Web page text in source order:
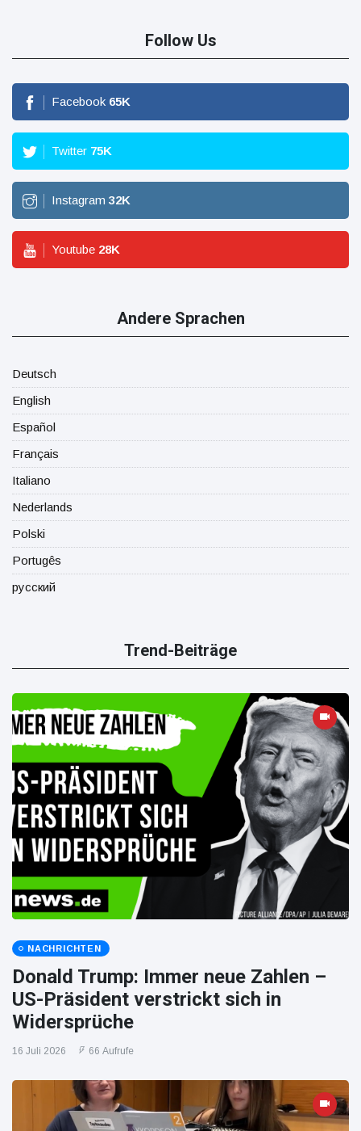
Follow Us
Facebook 65K
Twitter 75K
Instagram 32K
Youtube 28K
Andere Sprachen
Deutsch
English
Español
Français
Italiano
Nederlands
Polski
Portugês
русский
Trend-Beiträge
NACHRICHTEN
Donald Trump: Immer neue Zahlen –
US-Präsident verstrickt sich in
Widersprüche
16 Juli 2026 66 Aufrufe